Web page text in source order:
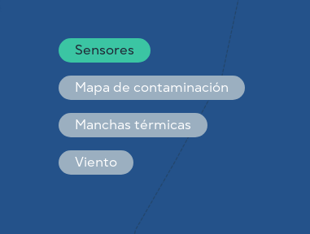
Sensores
Mapa de contaminación
Manchas térmicas
Viento
Español
Français
CÓMO FUNCIONA
INVESTIGACIÓN